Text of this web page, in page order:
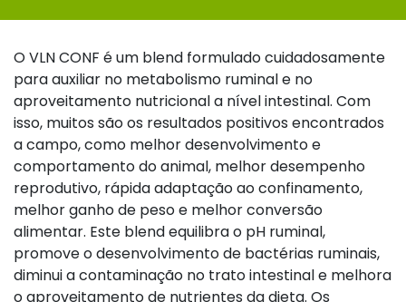
O VLN CONF é um blend formulado cuidadosamente
para auxiliar no metabolismo ruminal e no
aproveitamento nutricional a nível intestinal. Com
isso, muitos são os resultados positivos encontrados
acampo, como melhor desenvolvimento e
comportamento do animal, melhor desempenho
reprodutivo, rápida adaptação ao confinamento,
melhor ganho de peso e melhor conversão
alimentar. Este blendequilibra o pH ruminal,
promove o desenvolvimento de bactérias ruminais,
diminui a contaminação no trato intestinal e melhora
o aproveitamento de nutrientes da dieta. Os